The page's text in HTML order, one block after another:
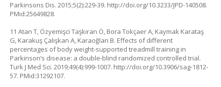
Parkinsons Dis. 2015;5(2):229-39. http://doi.org/10.3233/JPD-140508.
PMid:25649828.
11 Atan T, Özyemişci Taşkıran Ö, Bora Tokçaer A, Kaymak Karataş
G, Karakuş Çalışkan A, Karaoğlan B. Effects of different
percentages of body weight-supported treadmill training in
Parkinson’s disease: a double-blind randomized controlled trial.
Turk J Med Sci. 2019;49(4):999-1007. http://doi.org/10.3906/sag-1812-
57. PMid:31292107.